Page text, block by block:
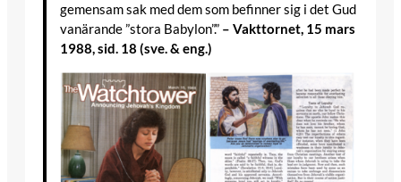
gemensam sak med dem som befinner sig i det Gud
vanärande ”stora Babylon”.” – Vakttornet, 15 mars
1988, sid. 18 (sve. & eng.)